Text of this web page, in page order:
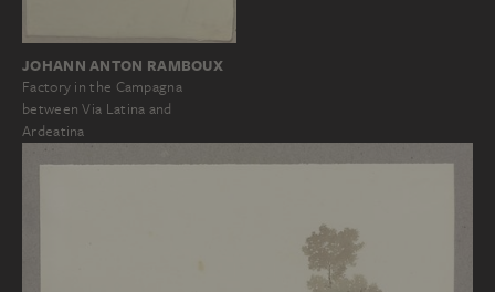
JOHANN ANTON RAMBOUX
Factory in the Campagna
between Via Latina and
Ardeatina